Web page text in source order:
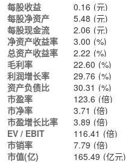
每股收益 0.16 (元)
每股净资产
5.48 (元)
每股现金流
2.06 (元)
净资产收益率
3.00 (%)
总资产收益率
2.22 (%)
毛利率
22.60 (%)
利润增长率
29.76 (%)
资产负债比
30.31 (%)
市盈率
123.6 (倍)
市净率
3.71 (倍)
市盈增长比率
3.89 (倍)
EV / EBIT
116.41 (倍)
市销率
7.79 (倍)
市值(亿)
165.49 (亿元)